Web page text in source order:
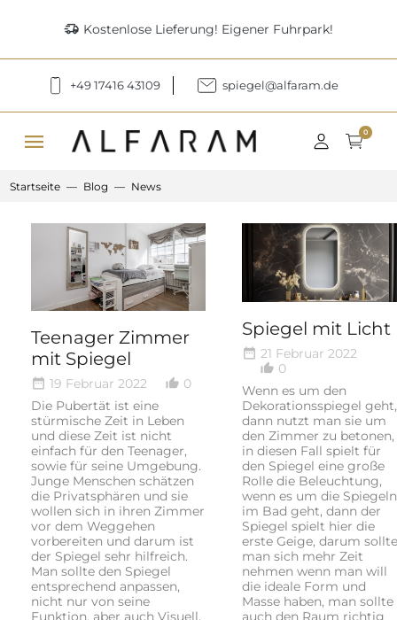
delivery_truck_speed Kostenlose Lieferung! Eigener Fuhrpark!
+49 17416 43109 spiegel@alfaram.de
menu 0
Startseite Blog News
Teenager Zimmer
mit Spiegel
date_range 19 Februar 2022 thumb_up_alt 0
Die Pubertät ist eine
stürmische Zeit in Leben
und diese Zeit ist nicht
einfach für den Teenager,
sowie für seine Umgebung.
Junge Menschen schätzen
die Privatsphären und sie
wollen sich in ihren Zimmer
vor dem Weggehen
vorbereiten und darum ist
der Spiegel sehr hilfreich.
Man sollte den Spiegel
entsprechend anpassen,
nicht nur von seine
Funktion, aber auch Visuell.
Spiegel mit Licht
date_range 21 Februar 2022
thumb_up_alt 0
Wenn es um den
Dekorationsspiegel geht,
dann nutzt man sie um
den Zimmer zu betonen,
in diesen Fall spielt für
den Spiegel eine große
Rolle die Beleuchtung,
wenn es um die Spiegeln
im Bad geht, dann der
Spiegel spielt hier die
erste Geige, darum sollte
man sich mehr Zeit
nehmen wenn man will
die ideale Form und
Masse haben, man sollte
auch den Raum richtig